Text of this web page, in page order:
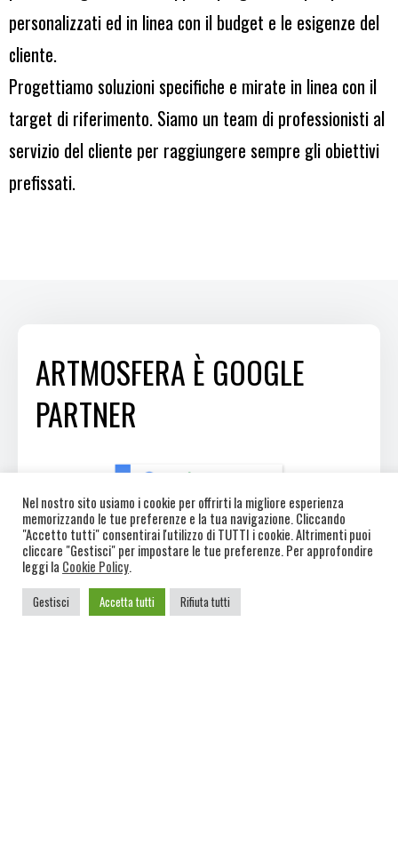
personalizzati ed in linea con il budget e le esigenze del
cliente.
Progettiamo soluzioni specifiche e mirate in linea con il
target di riferimento. Siamo un team di professionisti al
servizio del cliente per raggiungere sempre gli obiettivi
prefissati.
ARTMOSFERA È GOOGLE
PARTNER
L’esperienza pluriennale nel settore unita alla costante
voglia di migliorarsi ci ha portati ad ottenere la
certificazione Google Partners. Una certificazione
Nel nostro sito usiamo i cookie per offrirti la migliore esperienza
memorizzando le tue preferenze e la tua navigazione. Cliccando
"Accetto tutti" consentirai l'utilizzo di TUTTI i cookie. Altrimenti puoi
cliccare "Gestisci" per impostare le tue preferenze. Per approfondire
leggi la Cookie Policy.
Gestisci Accetta tutti Rifiuta tutti